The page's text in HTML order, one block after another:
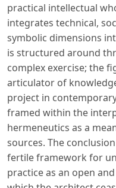
practical intellectual
integrates technical,
symbolic dimensions
is structured around
complex exercise; the
articulator of
project in
framed within the
hermeneutics as a
sources. The
fertile framework for
practice as an open